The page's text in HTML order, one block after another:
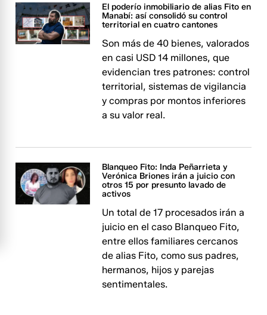
El poderío inmobiliario de alias Fito en
Manabí: así consolidó su control
territorial en cuatro cantones
Son más de 40 bienes, valorados
en casi USD 14 millones, que
evidencian tres patrones: control
territorial, sistemas de vigilancia
y compras por montos inferiores
a su valor real.
Blanqueo Fito: Inda Peñarrieta y
Verónica Briones irán a juicio con
otros 15 por presunto lavado de
activos
Un total de 17 procesados irán a
juicio en el caso Blanqueo Fito,
entre ellos familiares cercanos
de alias Fito, como sus padres,
hermanos, hijos y parejas
sentimentales.